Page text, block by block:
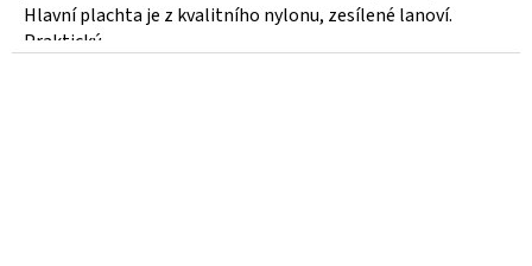
Hlavní plachta je z kvalitního nylonu, zesílené lanoví.
Praktický...